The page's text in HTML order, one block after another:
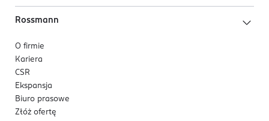
Rossmann
O firmie
Kariera
CSR
Ekspansja
Biuro prasowe
Złóż ofertę